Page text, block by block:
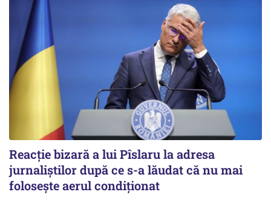
Reacție bizară a lui Pîslaru la adresa
jurnaliștilor după ce s-a lăudat că nu mai
folosește aerul condiționat